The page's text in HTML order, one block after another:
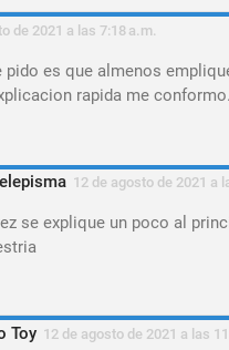
de 2021 a las 7:18 a.m.
es que almenos
rapida me conformo.
12 de agosto de 2021 a
se explique un poco al
Toy 12 de agosto de 2021 a las